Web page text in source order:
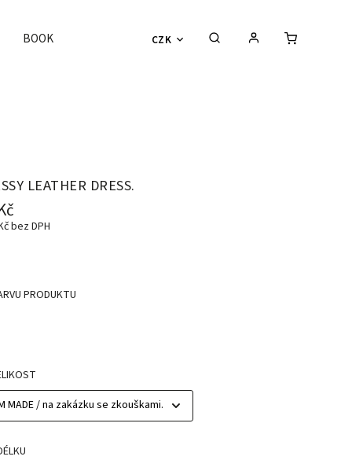
CZK
BOOK
LEATHER DRESS.
bez DPH
PRODUKTU